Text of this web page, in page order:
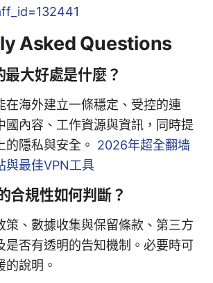
Asked Questions
最大好處是什麼？
在海外建立一條穩定、受控的連
國內容、工作資源與資訊，同時提
隱私與安全。 2026年超全翻墙
與最佳VPN工具
合規性如何判斷？
策、數據收集與保留條款、第三方
是否有透明的告知機制。必要時可
的說明。